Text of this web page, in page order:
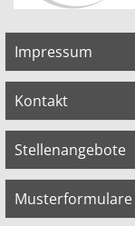
Impressum
Kontakt
Stellenangebote
Musterformulare